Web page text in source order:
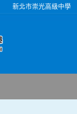
新北市崇光高級中學